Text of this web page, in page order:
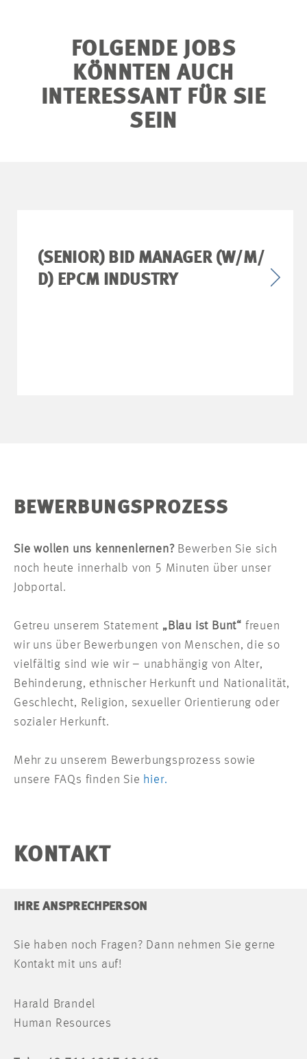
FOLGENDE JOBS
KÖNNTEN AUCH
INTERESSANT FÜR SIE
SEIN
(SENIOR) BID MANAGER (W/M/
D) EPCM INDUSTRY
BEWERBUNGSPROZESS
Sie wollen uns kennenlernen?Bewerben Sie sich
noch heute innerhalb von 5 Minuten über unser
Jobportal.
Getreu unserem Statement „Blau ist Bunt“ freuen
wir uns über Bewerbungen von Menschen, die so
vielfältig sind wie wir – unabhängig von Alter,
Behinderung, ethnischer Herkunft und Nationalität,
Geschlecht, Religion, sexueller Orientierung oder
sozialer Herkunft.
Mehr zu unserem Bewerbungsprozess sowie
unsere FAQs finden Sie hier.
KONTAKT
IHRE ANSPRECHPERSON
Sie haben noch Fragen? Dann nehmen Sie gerne
Kontakt mit uns auf!
Harald Brandel
Human Resources